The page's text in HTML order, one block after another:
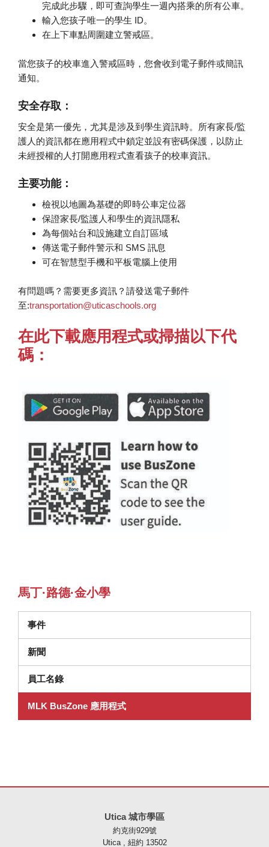
完成此步驟，即可查詢學生一週內搭乘的所有公車。
輸入您孩子唯一的學生 ID。
在上下車點周圍建立警戒區。
當您孩子的校車進入警戒區時，您會收到電子郵件或簡訊
通知。
安全存取：
安全是第一優先，尤其是涉及到學生資訊時。所有家長/監
護人的資訊都在應用程式中鎖定並設有密碼保護，以防止
未經授權的人打開應用程式查看孩子的校車資訊。
主要功能：
檢視以地圖為基礎的即時公車定位器
保證家長/監護人和學生的資訊隱私
為每個站台和設施建立自訂區域
傳送電子郵件警示和 SMS 訊息
可在智慧型手機和平板電腦上使用
有問題嗎？需要更多資訊？請發送電子郵件
至:transportation@uticaschools.org
在此下載應用程式或掃描以下代
碼：
馬丁·路德·金小學
事件
新聞
員工名錄
MLK BusZone 應用程式
Utica 城市學區
約克街929號
Utica , 紐約 13502